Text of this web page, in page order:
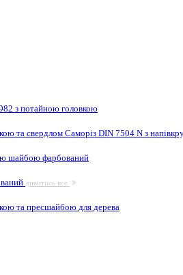
з потайною головкою
та свердлом Саморіз DIN 7504 N з
шайбою фарбований
дивитись все
та пресшайбою для дерева